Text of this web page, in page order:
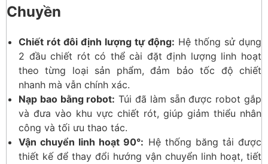
Chuyền
Chiết rót đôi định lượng tự động: Hệ thống sử dụng
2 đầu chiết rót có thể cài đặt định lượng linh hoạt
theo từng loại sản phẩm, đảm bảo tốc độ chiết
nhanh mà vẫn chính xác.
Nạp bao bằng robot: Túi đã làm sẵn được robot gắp
và đưa vào khu vực chiết rót, giúp giảm thiểu nhân
công và tối ưu thao tác.
Vận chuyển linh hoạt 90°: Hệ thống băng tải được
thiết kế để thay đổi hướng vận chuyển linh hoạt, tiết